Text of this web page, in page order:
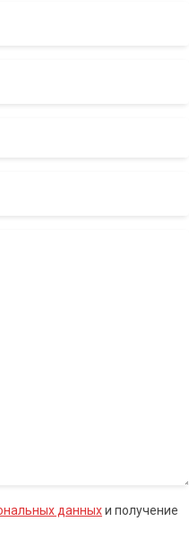
данныхи получение